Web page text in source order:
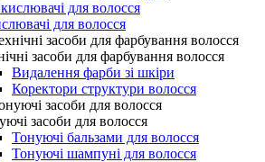
для волосся
засоби для фарбування волосся
Видалення фарби зі шкіри
Коректори структури волосся
засоби для волосся
Тонуючі бальзами для волосся
Тонуючі шампуні для волосся